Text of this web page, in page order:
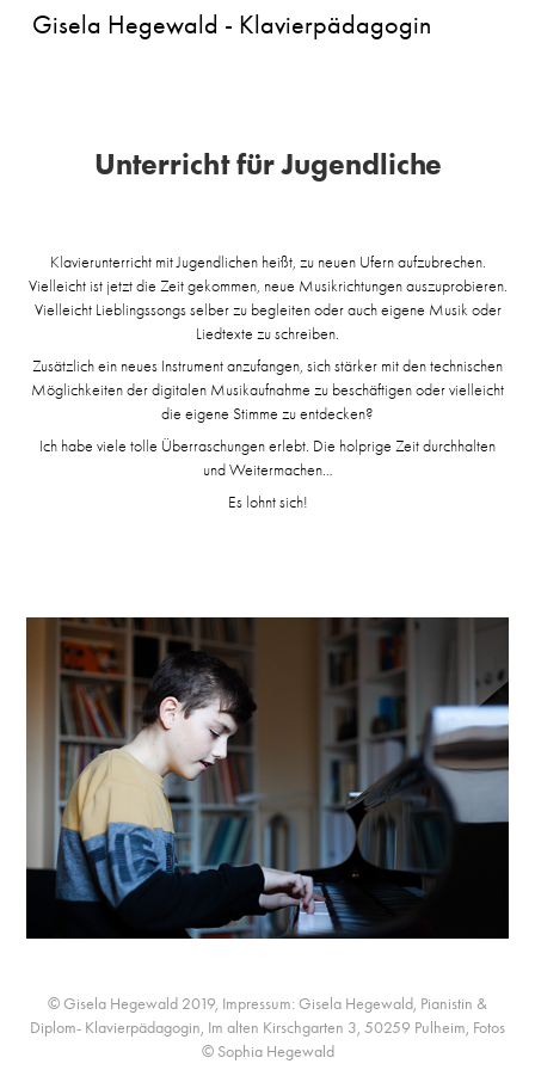
Gisela Hegewald - Klavierpädagogin
Unterricht für Jugendliche
Klavierunterricht mit Jugendlichen heißt, zu neuen Ufern aufzubrechen.
Vielleicht ist jetzt die Zeit gekommen, neue Musikrichtungen auszuprobieren.
Vielleicht Lieblingssongs selber zu begleiten oder auch eigene Musik oder
Liedtexte zu schreiben.
Zusätzlich ein neues Instrument anzufangen, sich stärker mit den technischen
Möglichkeiten der digitalen Musikaufnahme zu beschäftigen oder vielleicht
die eigene Stimme zu entdecken?
Ich habe viele tolle Überraschungen erlebt. Die holprige Zeit durchhalten
und Weitermachen…
Es lohnt sich!
© Gisela Hegewald 2019, Impressum: Gisela Hegewald, Pianistin &
Diplom- Klavierpädagogin, Im alten Kirschgarten 3, 50259 Pulheim, Fotos
© Sophia Hegewald